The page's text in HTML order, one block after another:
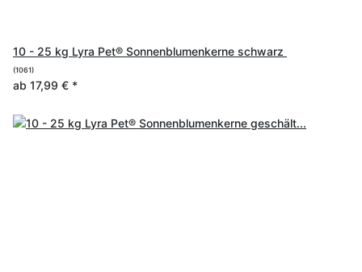
10 - 25 kg Lyra Pet® Sonnenblumenkerne schwarz
(1061)
ab 17,99 € *